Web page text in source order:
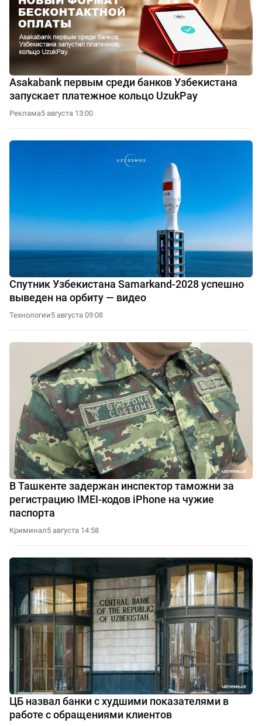
Asakabank первым среди банков Узбекистана
запускает платежное кольцо UzukPay
Реклама5 августа 13:00
Спутник Узбекистана Samarkand-2028 успешно
выведен на орбиту — видео
Технологии5 августа 09:08
В Ташкенте задержан инспектор таможни за
регистрацию IMEI-кодов iPhone на чужие
паспорта
Криминал5 августа 14:58
ЦБ назвал банки с худшими показателями в
работе с обращениями клиентов